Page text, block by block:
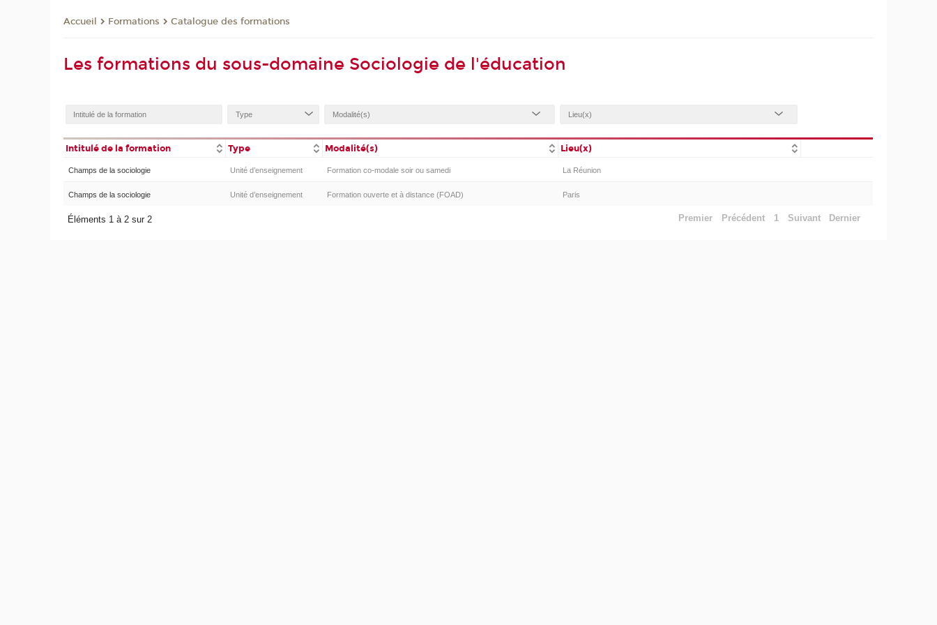
Accueil Formations Catalogue des formations
Les formations du sous-domaine Sociologie de l'éducation
Intitulé de la formation Type Modalité(s) Lieu(x)
Champs de la sociologie Unité d’enseignement Formation co-modale soir ou samedi La Réunion
Champs de la sociologie Unité d’enseignement Formation ouverte et à distance (FOAD) Paris
Éléments 1 à 2 sur 2 Premier Précédent 1 Suivant Dernier